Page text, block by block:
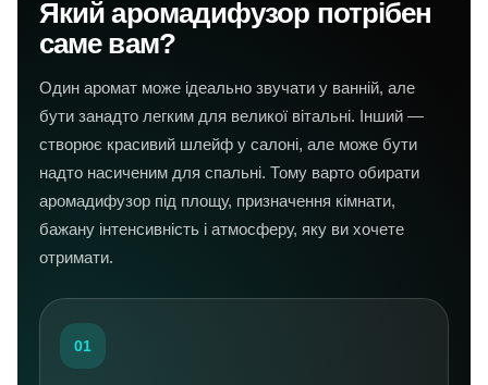
Який аромадифузор потрібен
саме вам?
Один аромат може ідеально звучати у ванній, але
бути занадто легким для великої вітальні. Інший —
створює красивий шлейф у салоні, але може бути
надто насиченим для спальні. Тому варто обирати
аромадифузор під площу, призначення кімнати,
бажану інтенсивність і атмосферу, яку ви хочете
отримати.
01